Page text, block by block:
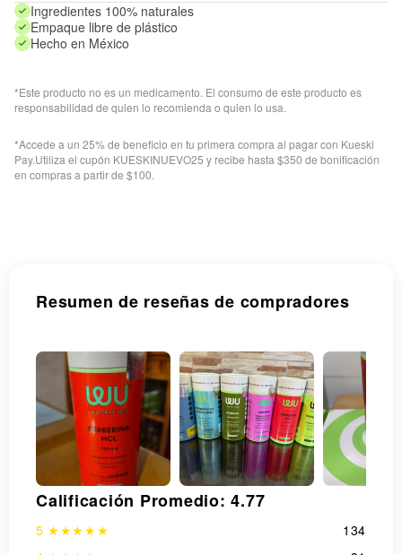
Open
media
in
gallery
view
Ingredientes 100% naturales
Empaque libre de plástico
Hecho en México
*Este producto no es un medicamento. El consumo de este producto es
responsabilidad de quien lo recomienda o quien lo usa.
*Accede a un 25% de beneficio en tu primera compra al pagar con Kueski
Pay.Utiliza el cupón KUESKINUEVO25 y recibe hasta $350 de bonificación
en compras a partir de $100.
Resumen de reseñas de compradores
Calificación Promedio: 4.77
5 ★★★★★
134